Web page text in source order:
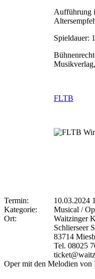
Aufführung
Spieldauer:
FLTB
Termin:
10.03.2024
Kategorie:
Musical /
Ort:
Waitzinger
Schlierseer
83714
Tel. 08025
Oper mit den Melodien von